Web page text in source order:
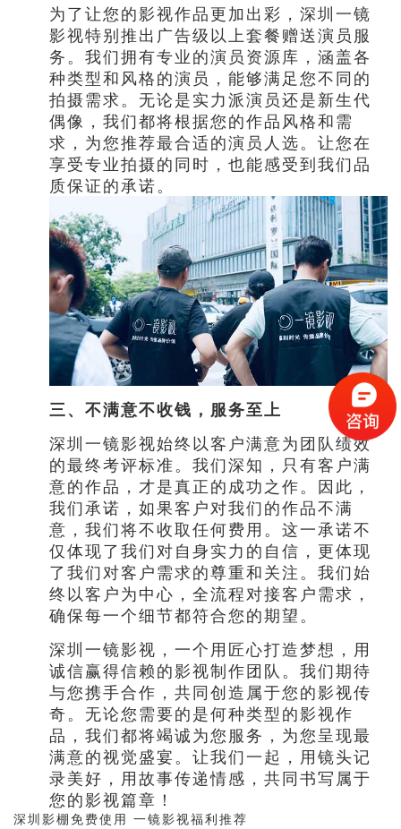
为了让您的影视作品更加出彩，深圳一镜
影视特别推出广告级以上套餐赠送演员服
务。我们拥有专业的演员资源库，涵盖各
种类型和风格的演员，能够满足您不同的
拍摄需求。无论是实力派演员还是新生代
偶像，我们都将根据您的作品风格和需
求，为您推荐最合适的演员人选。让您在
享受专业拍摄的同时，也能感受到我们品
质保证的承诺。
三、不满意不收钱，服务至上
深圳一镜影视始终以客户满意为团队绩效
的最终考评标准。我们深知，只有客户满
意的作品，才是真正的成功之作。因此，
我们承诺，如果客户对我们的作品不满
意，我们将不收取任何费用。这一承诺不
仅体现了我们对自身实力的自信，更体现
了我们对客户需求的尊重和关注。我们始
终以客户为中心，全流程对接客户需求，
确保每一个细节都符合您的期望。
深圳一镜影视，一个用匠心打造梦想，用
诚信赢得信赖的影视制作团队。我们期待
与您携手合作，共同创造属于您的影视传
奇。无论您需要的是何种类型的影视作
品，我们都将竭诚为您服务，为您呈现最
满意的视觉盛宴。让我们一起，用镜头记
录美好，用故事传递情感，共同书写属于
您的影视篇章！
深圳影棚免费使用 一镜影视福利推荐